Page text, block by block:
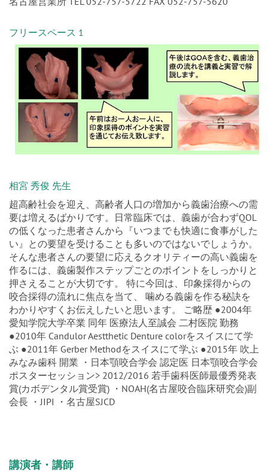
フリースペース 1
相宮 秀俊 先生
超高齢社会を迎え、高齢者人口の増加から義歯治療への需
要は増えるばかりです。日常臨床では、義歯が合わずQOL
の低くなった患者さんから『いつまでも快適に食事がした
い』との要望を受けることも多いのではないでしょうか。
そんな患者さんの要望に応えるクオリティーの高い義歯を
作るには、義歯製作ステップごとのポイントをしっかりと
押さえることが大切です。 特に今回は、印象採得からの
咬合採得の流れに焦点を当て、 噛める義歯を作る秘訣を
わかりやすくお伝えしたいと思います。 ご略歴 ●2004年
愛知学院大学卒業 同年 医療法人至誠会 二村医院 勤務
●2010年 Candulor Aestthetic Denture colorをスイスにて学
ぶ ●2011年 Gerber Methodをスイスにて学ぶ ●2015年 吹上
みなみ歯科 開業 ・日本顎咬合学会 認定医 日本顎咬合学会
ポスターセッション> 2012/2016 若手歯科医師最優秀発表
賞(カボデンタル賞受賞) ・NOAH(名古屋咬合臨床研究会)副
会長 ・JIPI ・名古屋SJCD
講演者・講師